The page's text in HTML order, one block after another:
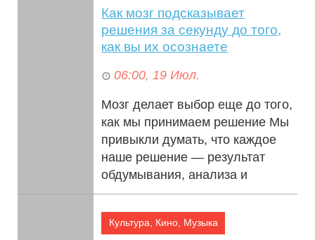
Как мозг подсказывает
решения за секунду до того,
как вы их осознаете
06:00, 19 Июл.
Мозг делает выбор еще до того,
как мы принимаем решение Мы
привыкли думать, что каждое
наше решение — результат
обдумывания, анализа и
свободной воли...
Культура, Кино, Музыка